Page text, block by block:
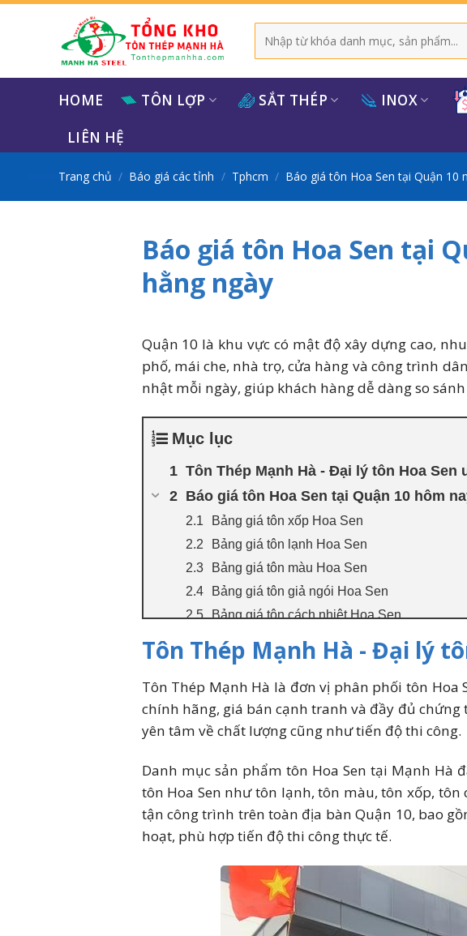
dung
kiếm:
HOME TÔN LỢP SẮT THÉP INOX
LIÊN HỆ
Trang chủ / Báo giá các tỉnh / Tphcm / Báo giá tôn Hoa Sen tại Quận 10
Báo giá tôn Hoa Sen tại
hằng ngày
Quận 10 là khu vực có mật độ xây dựng cao,
phố, mái che, nhà trọ, cửa hàng và công trình
nhật mỗi ngày, giúp khách hàng dễ dàng so
Mục lục
Tôn Thép Mạnh Hà - Đại lý tôn Hoa Sen
Báo giá tôn Hoa Sen tại Quận 10 hôm
Bảng giá tôn xốp Hoa Sen
Bảng giá tôn lạnh Hoa Sen
Bảng giá tôn màu Hoa Sen
Bảng giá tôn giả ngói Hoa Sen
Bảng giá tôn cách nhiệt Hoa Sen
Báo giá 1 số loại tôn Hoa Sen phổ biến khác
Lý do khách hàng tin chọn Tôn Hoa
Câu hỏi thường gặp (FAQ) khi mua tôn
Giá tôn Hoa Sen tại Quận 10 hiện nay
Liên hệ nhận báo giá tôn Hoa Sen tại
Tôn Thép Mạnh Hà - Đại lý
Tôn Thép Mạnh Hà là đơn vị phân phối tôn
chính hãng, giá bán cạnh tranh và đầy đủ
yên tâm về chất lượng cũng như tiến độ thi công.
Danh mục sản phẩm tôn Hoa Sen tại Mạnh Hà
tôn Hoa Sen như tôn lạnh, tôn màu, tôn xốp,
tận công trình trên toàn địa bàn Quận 10, bao
hoạt, phù hợp tiến độ thi công thực tế.